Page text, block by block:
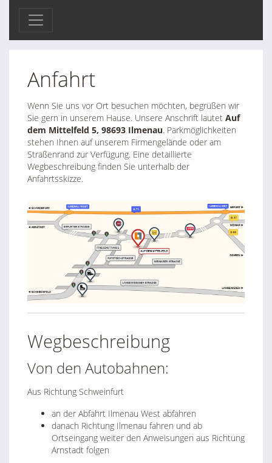
Anfahrt
Wenn Sie uns vor Ort besuchen möchten, begrüßen wir
Sie gern in unserem Hause. Unsere Anschrift lautet Auf
dem Mittelfeld 5, 98693 Ilmenau. Parkmöglichkeiten
stehen Ihnen auf unserem Firmengelände oder am
Straßenrand zur Verfügung. Eine detaillierte
Wegbeschreibung finden Sie unterhalb der
Anfahrtsskizze.
Wegbeschreibung
Von den Autobahnen:
Aus Richtung Schweinfurt
an der Abfahrt Ilmenau West abfahren
danach Richtung Ilmenau fahren und ab
Ortseingang weiter den Anweisungen aus Richtung
Arnstadt folgen